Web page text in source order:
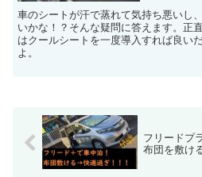
車のシートが汗で蒸れて気持ち悪いし
いかな！？そんな疑問に答えます。正
はクールシートを一度導入すれば良い
よ。
フリードプ
布団を敷け